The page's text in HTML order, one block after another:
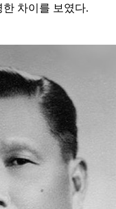
차이를 보였다.